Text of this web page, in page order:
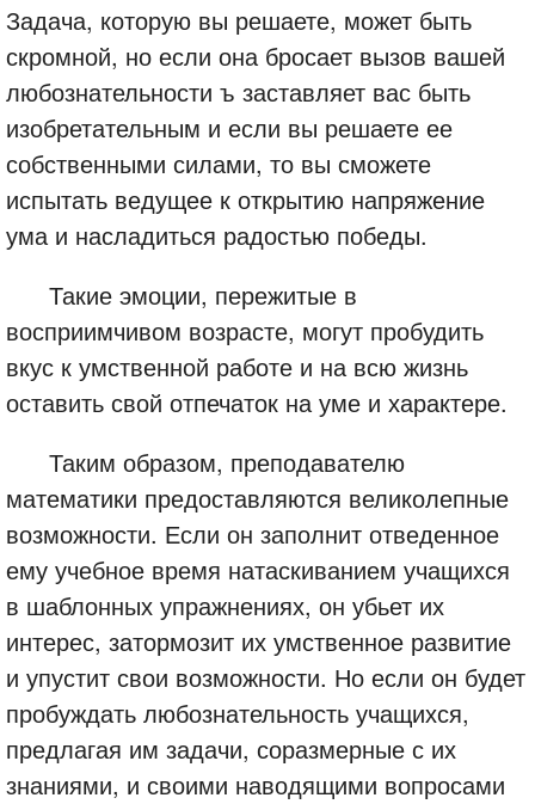
Задача, которую вы решаете, может быть
скромной, но если она бросает вызов вашей
любознательности ъ заставляет вас быть
изобретательным и если вы решаете ее
собственными силами, то вы сможете
испытать ведущее к открытию напряжение
ума и насладиться радостью победы.
Такие эмоции, пережитые в
восприимчивом возрасте, могут пробудить
вкус к умственной работе и на всю жизнь
оставить свой отпечаток на уме и характере.
Таким образом, преподавателю
математики предоставляются великолепные
возможности. Если он заполнит отведенное
ему учебное время натаскиванием учащихся
в шаблонных упражнениях, он убьет их
интерес, затормозит их умственное развитие
и упустит свои возможности. Но если он будет
пробуждать любознательность учащихся,
предлагая им задачи, соразмерные с их
знаниями, и своими наводящими вопросами